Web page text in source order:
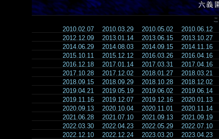
六義
2010.02.07 2010.03.29 2010.05.02
2010.06.12
2012.12.09
2013.01.14 2013.06.15
2013.10.27
2014.06.29
2014.08.03 2014.09.15
2014.11.16
2015.10.11
2015.12.12 2016.03.26
2016.04.16
2016.12.18
2017.01.14 2017.03.31
2017.04.16
2017.10.28
2017.12.02 2018.01.27
2018.03.21
2018.09.15
2018.09.29 2018.10.28
2018.12.02
2019.04.21
2019.05.19 2019.06.02
2019.06.14
2019.11.16
2019.12.07 2019.12.16
2020.01.13
2020.09.13
2020.10.04 2020.11.01
2020.11.14
2021.06.28
2021.07.10 2021.09.13
2021.09.19
2022.03.30
2022.04.23 2022.05.29
2022.07.10
2022.12.10
2022.12.24 2023.03.20
2023.04.23